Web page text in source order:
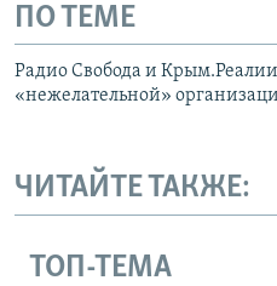
ПО ТЕМЕ
Радио Свобода и
«нежелательной»
ЧИТАЙТЕ ТАКЖЕ:
ТОП-ТЕМА